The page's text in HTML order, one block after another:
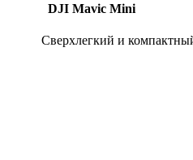
DJI Mavic Mini
Сверхлегкий и